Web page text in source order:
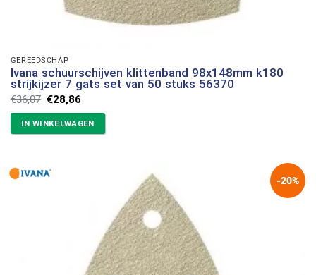
GEREEDSCHAP
Ivana schuurschijven klittenband 98x148mm k180
strijkijzer 7 gats set van 50 stuks 56370
€36,07 Oorspronkelijke
prijs
was:
€36,07.
€28,86Huidige
is:
€28,86.
IN WINKELWAGEN
-20%